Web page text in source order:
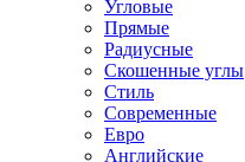
Угловые
Прямые
Радиусные
Скошенные углы
Стиль
Современные
Евро
Английские